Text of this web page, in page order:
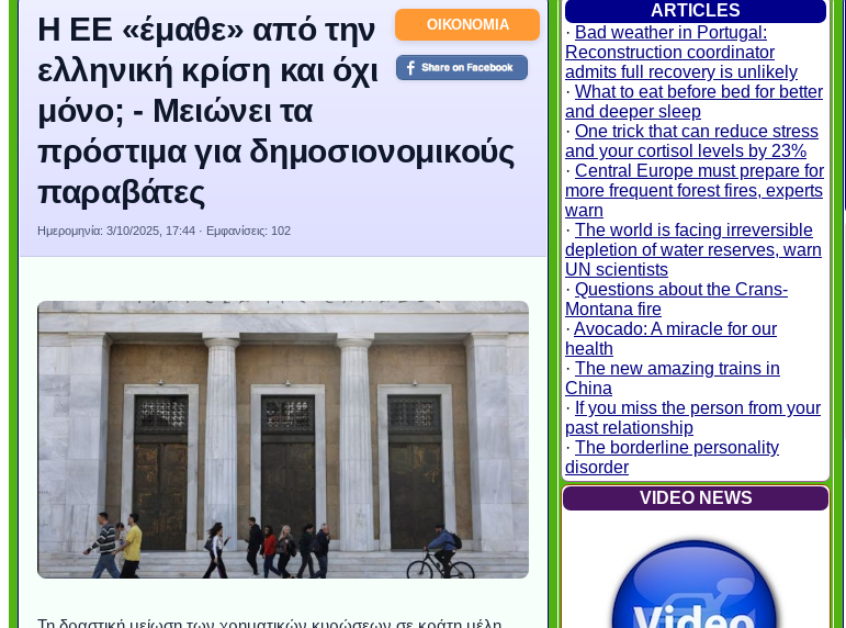
ΟΙΚΟΝΟΜΙΑ
Η ΕΕ «έμαθε» από την
ελληνική κρίση και όχι
μόνο; - Μειώνει τα
πρόστιμα για δημοσιονομικούς
παραβάτες
Ημερομηνία: 3/10/2025, 17:44 · Εμφανίσεις: 102
ARTICLES
· Bad weather in Portugal:
Reconstruction coordinator
admits full recovery is unlikely
· What to eat before bed for better
and deeper sleep
· One trick that can reduce stress
and your cortisol levels by 23%
· Central Europe must prepare for
more frequent forest fires, experts
warn
· The world is facing irreversible
depletion of water reserves, warn
UN scientists
· Questions about the Crans-
Montana fire
· Avocado: A miracle for our
health
· The new amazing trains in
China
· If you miss the person from your
past relationship
· The borderline personality
disorder
VIDEO NEWS